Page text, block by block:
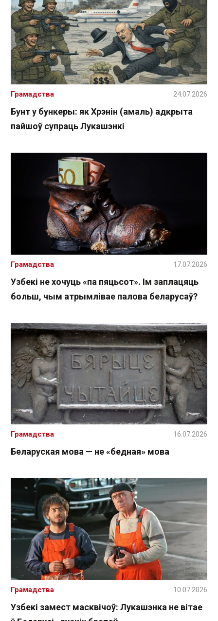
Бунт у бункеры: як Хрэнін (амаль) адкрыта
пайшоў супраць Лукашэнкі
Грамадства 24.07.2026
Узбекі не хочуць «па пяцьсот». Ім заплацяць
больш, чым атрымлівае палова беларусаў?
Грамадства 17.07.2026
Беларуская мова — не «бедная» мова
Грамадства 16.07.2026
Узбекі замест масквічоў: Лукашэнка не вітае
Грамадства 10.07.2026